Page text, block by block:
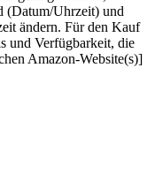
(Datum/Uhrzeit) und
ändern. Für den Kauf
und Verfügbarkeit, die
Amazon-Website(s)]